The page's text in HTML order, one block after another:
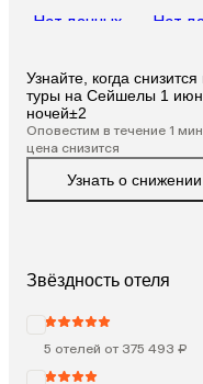
Нет данных
Нет
Узнайте, когда
туры на Сейшелы 1
ночей±2
Оповестим в течение 1
цена снизится
Узнать о
Звёздность отеля
5 отелей от 375 493 ₽